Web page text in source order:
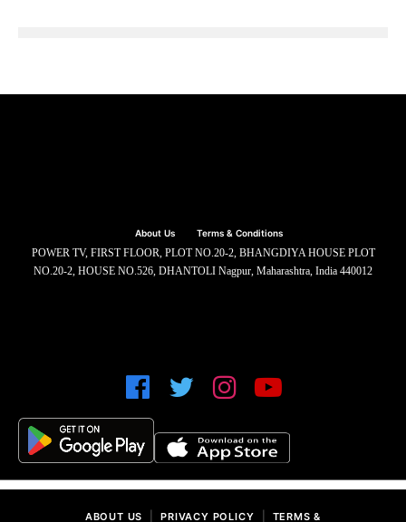
About Us Terms & Conditions
POWER TV, FIRST FLOOR, PLOT NO.20-2, BHANGDIYA HOUSE PLOT
NO.20-2, HOUSE NO.526, DHANTOLI Nagpur, Maharashtra, India 440012
ABOUT US PRIVACY POLICY TERMS &